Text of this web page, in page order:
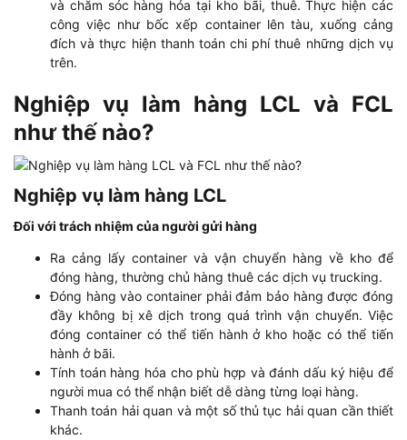
và chăm sóc hàng hóa tại kho bãi, thuê. Thực hiện các
công việc như bốc xếp container lên tàu, xuống cảng
đích và thực hiện thanh toán chi phí thuê những dịch vụ
trên.
Nghiệp vụ làm hàng LCL và FCL
như thế nào?
Nghiệp vụ làm hàng LCL
Đối với trách nhiệm của người gửi hàng
Ra cảng lấy container và vận chuyển hàng về kho để
đóng hàng, thường chủ hàng thuê các dịch vụ trucking.
Đóng hàng vào container phải đảm bảo hàng được đóng
đầy không bị xê dịch trong quá trình vận chuyển. Việc
đóng container có thể tiến hành ở kho hoặc có thể tiến
hành ở bãi.
Tính toán hàng hóa cho phù hợp và đánh dấu ký hiệu để
người mua có thể nhận biết dễ dàng từng loại hàng.
Thanh toán hải quan và một số thủ tục hải quan cần thiết
khác.